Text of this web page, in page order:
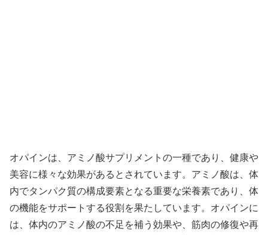
オパインは、アミノ酸サプリメントの一種であり、健康や
美容に様々な効果があるとされています。アミノ酸は、体
内でタンパク質の構成要素となる重要な栄養素であり、体
の機能をサポートする役割を果たしています。オパインに
は、体内のアミノ酸の不足を補う効果や、筋肉の修復や再